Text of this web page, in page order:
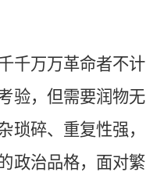
千万万革命者不计
验，但需要润物无
碎、重复性强，
政治品格，面对繁